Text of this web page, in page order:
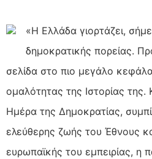
«Η Ελλάδα γιορτάζει,
δημοκρατικής πορείας.
σελίδα στο πιο μεγάλο
ομαλότητας της Ιστορίας της.
Ημέρα της Δημοκρατίας,
ελεύθερης ζωής του Έθνους
ευρωπαϊκής του εμπειρίας, η